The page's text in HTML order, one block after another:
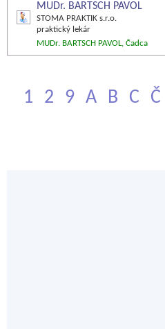
MUDr. BARTSCH PAVOL
STOMA PRAKTIK s.r.o.
praktický lekár
MUDr. BARTSCH PAVOL, Čadca
1 2 9 A B C Č